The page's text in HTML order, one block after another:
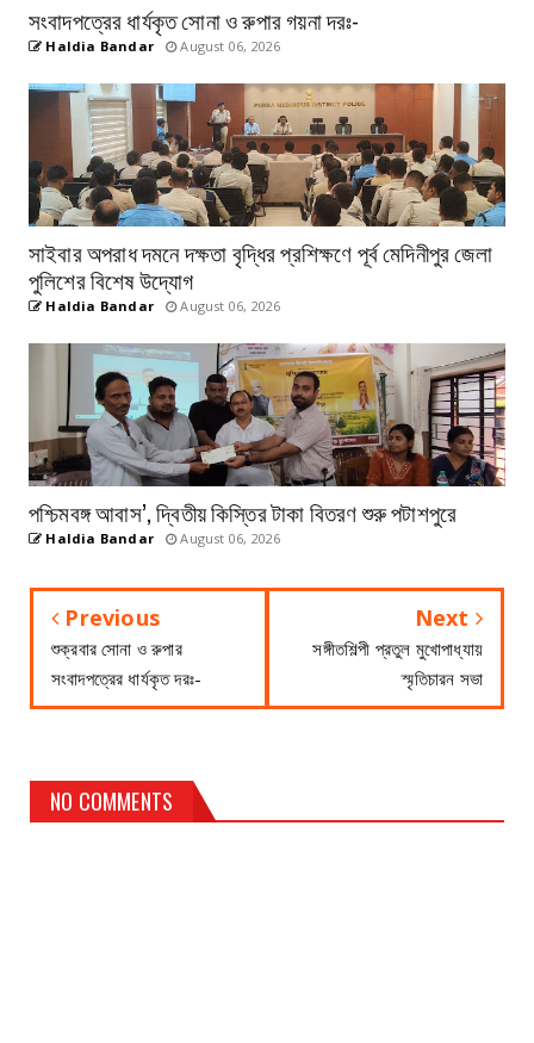
সংবাদপত্রের ধার্যকৃত সোনা ও রুপার গয়না দরঃ-
Haldia Bandar August 06, 2026
সাইবার অপরাধ দমনে দক্ষতা বৃদ্ধির প্রশিক্ষণে পূর্ব মেদিনীপুর জেলা
পুলিশের বিশেষ উদ্যোগ
Haldia Bandar August 06, 2026
পশ্চিমবঙ্গ আবাস’, দ্বিতীয় কিস্তির টাকা বিতরণ শুরু পটাশপুরে
Haldia Bandar August 06, 2026
Previous
শুক্রবার সোনা ও রুপার
সংবাদপত্রের ধার্যকৃত দরঃ-
Next
সঙ্গীতশিল্পী প্রতুল মুখোপাধ্যায়
স্মৃতিচারন সভা
NO COMMENTS